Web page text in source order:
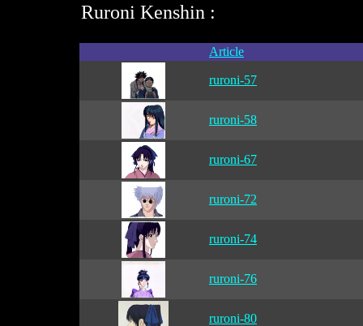
Ruroni Kenshin :
Article
ruroni-57
ruroni-58
ruroni-67
ruroni-72
ruroni-74
ruroni-76
ruroni-80